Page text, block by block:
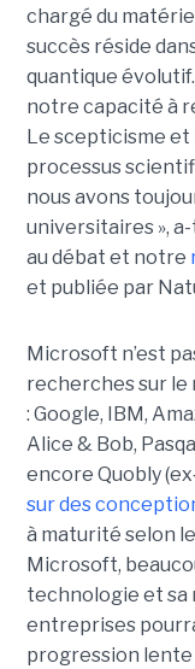
chargé du
succès réside
quantique
notre capacité à
Le scepticisme
processus
nous avons
universitaires »,
au débat et notre
et publiée par
Microsoft n’est
recherches sur le
: Google, IBM,
Alice & Bob,
encore Quobly (ex
sur des
à maturité selon
Microsoft,
technologie et sa
entreprises
progression lente